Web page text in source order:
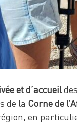
et d’accueil
de la Corne de
en